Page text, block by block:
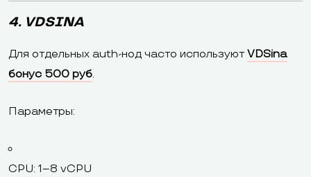
4. VDSINA
Для отдельных auth-нод часто используютVDSina
бонус 500 руб.
Параметры:
CPU: 1–8 vCPU